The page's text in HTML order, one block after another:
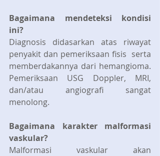
Bagaimana mendeteksi kondisi
ini?
Diagnosis didasarkan atas riwayat
penyakit dan pemeriksaan fisis  serta
memberdakannya dari hemangioma.
Pemeriksaan USG Doppler, MRI,
dan/atau angiografi sangat
menolong.
Bagaimana karakter malformasi
vaskular?
Malformasi vaskular akan